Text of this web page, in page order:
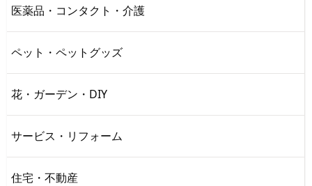
医薬品・コンタクト・介護
ペット・ペットグッズ
花・ガーデン・DIY
サービス・リフォーム
住宅・不動産